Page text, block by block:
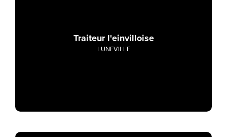
Traiteur l'einvilloise
LUNEVILLE